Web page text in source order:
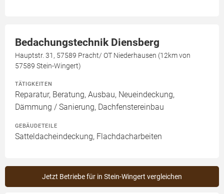
Bedachungstechnik Diensberg
Hauptstr. 31, 57589 Pracht/ OT Niederhausen (12km von
57589 Stein-Wingert)
TÄTIGKEITEN
Reparatur, Beratung, Ausbau, Neueindeckung,
Dämmung / Sanierung, Dachfenstereinbau
GEBÄUDETEILE
Satteldacheindeckung, Flachdacharbeiten
Jetzt Betriebe für in Stein-Wingert vergleichen